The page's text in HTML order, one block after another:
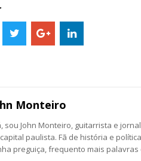
Monteiro
sou John Monteiro, guitarrista e
paulista. Fã de história e
preguiça, frequento mais palavras